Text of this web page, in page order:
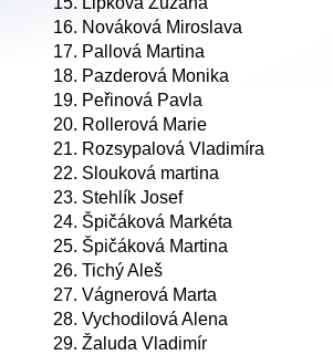
16. Nováková Miroslava
17. Pallová Martina
18. Pazderová Monika
19. Peřinová Pavla
20. Rollerová Marie
21. Rozsypalová Vladimíra
22. Slouková martina
23. Stehlík Josef
24. Špičáková Markéta
25. Špičáková Martina
26. Tichý Aleš
27. Vágnerová Marta
28. Vychodilová Alena
29. Žaluda Vladimír